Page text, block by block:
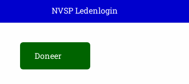
NVSP Ledenlogin
Doneer